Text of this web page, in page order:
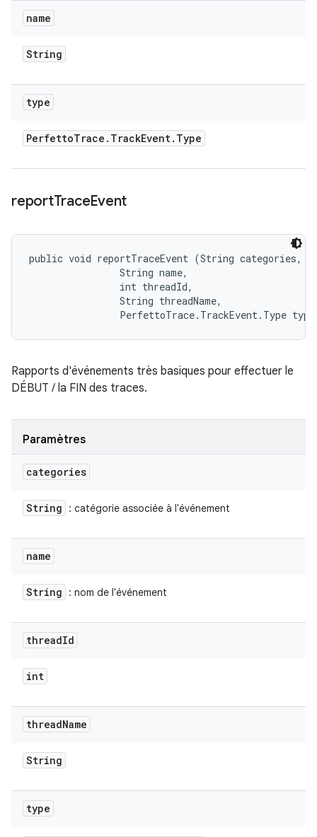
name
String
type
PerfettoTrace . TrackEvent. Type
reportTraceEvent
public void reportTraceEvent (String categories,
                String name,
                int threadId,
                String threadName,
PerfettoTrace.TrackEvent.Type
Rapports d'événements très basiques pour effectuer le
DÉBUT / la FIN des traces.
Paramètres
categories
String : catégorie associée à l'événement
name
String : nom de l'événement
threadId
int
threadName
String
type